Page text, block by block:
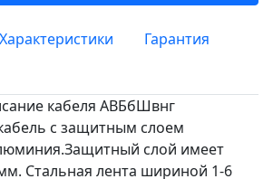
Характеристики
Гарантия
кабеля АВБбШвнг
с защитным слоем
слой имеет
Стальная лента шириной 1-6